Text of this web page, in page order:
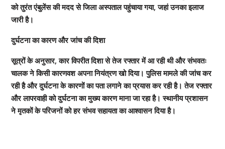
को तुरंत एंबुलेंस की मदद से जिला अस्पताल पहुंचाया गया, जहां उनका इलाज
जारी है।
दुर्घटना का कारण और जांच की दिशा
सूत्रों के अनुसार, कार विपरीत दिशा से तेज रफ्तार में आ रही थी और संभवतः
चालक ने किसी कारणवश अपना नियंत्रण खो दिया। पुलिस मामले की जांच कर
रही है और दुर्घटना के कारणों का पता लगाने का प्रयास कर रही है। तेज रफ्तार
और लापरवाही को दुर्घटना का मुख्य कारण माना जा रहा है। स्थानीय प्रशासन
ने मृतकों के परिजनों को हर संभव सहायता का आश्वासन दिया है।